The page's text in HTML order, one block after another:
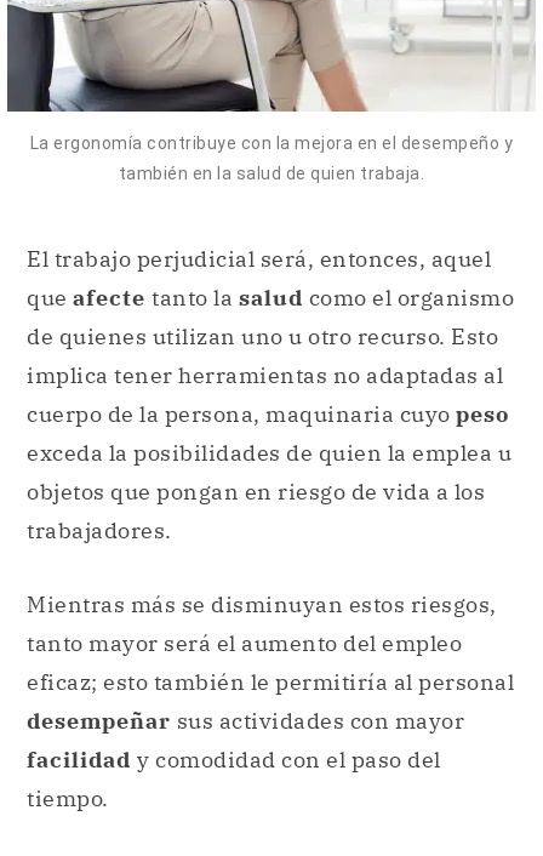
La ergonomía contribuye con la mejora en el desempeño y
también en la salud de quien trabaja.
El trabajo perjudicial será, entonces, aquel
que afecte tanto la salud como el organismo
de quienes utilizan uno u otro recurso. Esto
implica tener herramientas no adaptadas al
cuerpo de la persona, maquinaria cuyo peso
exceda la posibilidades de quien la emplea u
objetos que pongan en riesgo de vida a los
trabajadores.
Mientras más se disminuyan estos riesgos,
tanto mayor será el aumento del empleo
eficaz; esto también le permitiría al personal
desempeñar sus actividades con mayor
facilidad y comodidad con el paso del
tiempo.